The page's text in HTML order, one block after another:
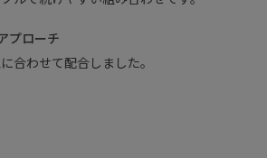
プローチ
合わせて配合しました。